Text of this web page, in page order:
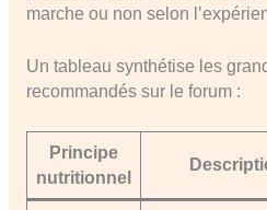
marche ou non selon
Un tableau synthétise les
recommandés sur le forum :
Principe
nutritionnel